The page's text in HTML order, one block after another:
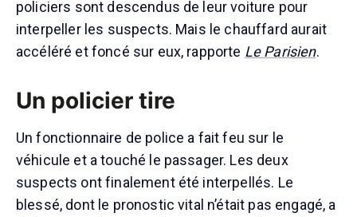
policiers sont descendus de leur voiture pour
interpeller les suspects. Mais le chauffard aurait
accéléré et foncé sur eux, rapporte Le Parisien.
Un policier tire
Un fonctionnaire de police a fait feu sur le
véhicule et a touché le passager. Les deux
suspects ont finalement été interpellés. Le
blessé, dont le pronostic vital n’était pas engagé, a